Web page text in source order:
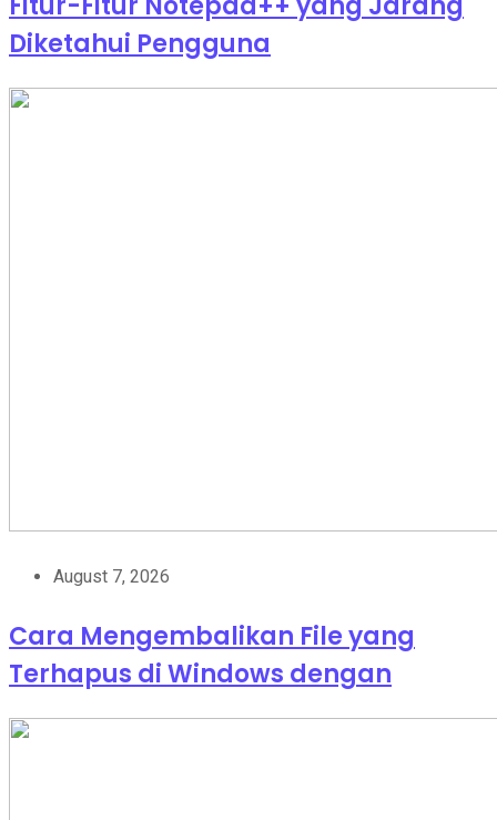
Diketahui Pengguna
August 7, 2026
Cara Mengembalikan File yang
Terhapus di Windows dengan